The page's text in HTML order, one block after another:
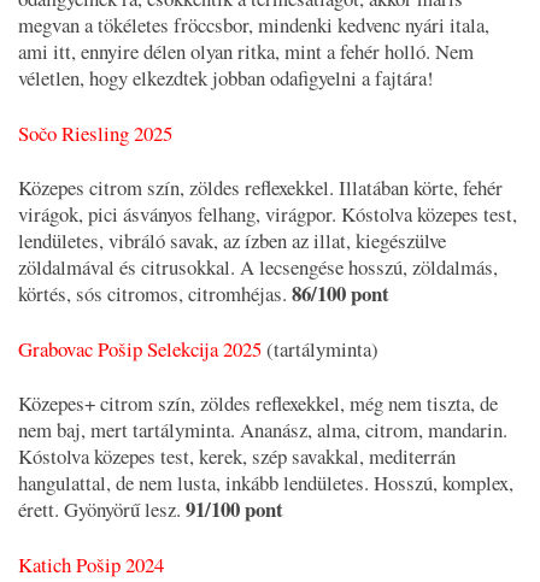
megvan a tökéletes fröccsbor, mindenki kedvenc nyári itala,
ami itt, ennyire délen olyan ritka, mint a fehér holló. Nem
véletlen, hogy elkezdtek jobban odafigyelni a fajtára!
Sočo Riesling 2025
Közepes citrom szín, zöldes reflexekkel. Illatában körte, fehér
virágok, pici ásványos felhang, virágpor. Kóstolva közepes test,
lendületes, vibráló savak, az ízben az illat, kiegészülve
zöldalmával és citrusokkal. A lecsengése hosszú, zöldalmás,
körtés, sós citromos, citromhéjas. 86/100 pont
Grabovac Pošip Selekcija 2025(tartályminta)
Közepes+ citrom szín, zöldes reflexekkel, még nem tiszta, de
nem baj, mert tartályminta. Ananász, alma, citrom, mandarin.
Kóstolva közepes test, kerek, szép savakkal, mediterrán
hangulattal, de nem lusta, inkább lendületes. Hosszú, komplex,
érett. Gyönyörű lesz. 91/100 pont
Katich Pošip 2024